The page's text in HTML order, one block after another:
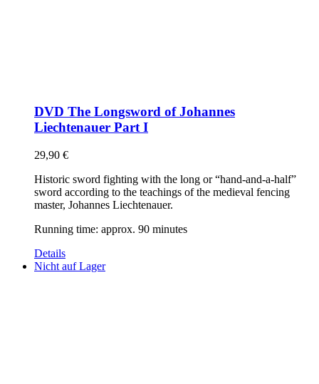
DVD The Longsword of Johannes
Liechtenauer Part I
29,90 €
Historic sword fighting with the long or “hand-and-a-half”
sword according to the teachings of the medieval fencing
master, Johannes Liechtenauer.
Running time: approx. 90 minutes
Details
Nicht auf Lager